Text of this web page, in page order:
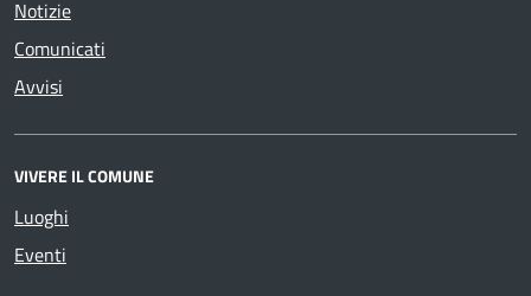
Notizie
Comunicati
Avvisi
VIVERE IL COMUNE
Luoghi
Eventi